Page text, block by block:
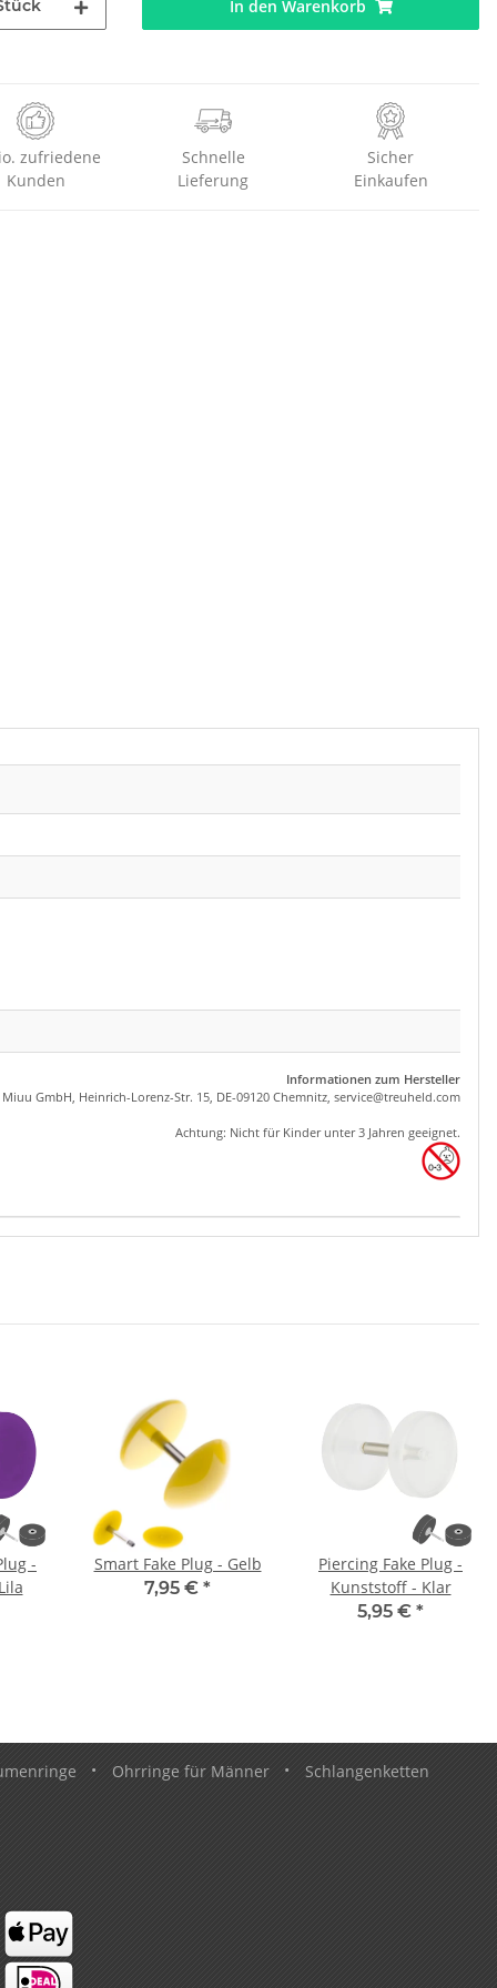
In den Warenkorb
zufriedene
Kunden
Schnelle
Lieferung
Sicher
Einkaufen
Informationen zum Hersteller
Miuu GmbH, Heinrich-Lorenz-Str. 15, DE-09120 Chemnitz, service@treuheld.com
Achtung: Nicht für Kinder unter 3 Jahren geeignet.
-
Smart Fake Plug - Gelb
7,95 € *
Piercing Fake Plug -
Kunststoff - Klar
5,95 € *
• Ohrringe für Männer • Schlangenketten